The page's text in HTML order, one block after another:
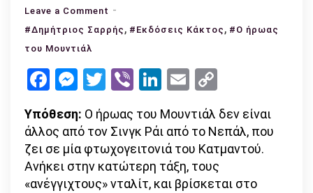
Leave a Comment on
Ο
Μουντιάλ
Εκδόσεις
Κάκτος
(Άποψη)
#Δημήτριος Σαρρής , #Εκδόσεις Κάκτος , #Ο ήρωας
του Μουντιάλ
Facebook
Messenger
Twitter
ViberLinkedIn
Email
Link
Υπόθεση: Ο ήρωας του Μουντιάλ δεν είναι
άλλος από τον Σινγκ Ράι από το Νεπάλ, που
ζει σε μία φτωχογειτονιά του Κατμαντού.
Ανήκει στην κατώτερη τάξη, τους
«ανέγγιχτους» νταλίτ, και βρίσκεται στο